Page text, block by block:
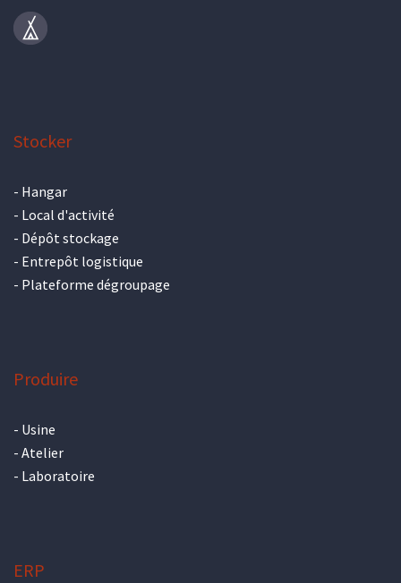
Stocker
- Hangar
- Local d'activité
- Dépôt stockage
- Entrepôt logistique
- Plateforme dégroupage
Produire
- Usine
- Atelier
- Laboratoire
ERP